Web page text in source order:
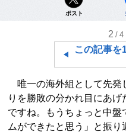
ポスト
2 /4
この記事を
唯一の海外組として先発
りを勝敗の分かれ目にあ
ですね。もうちょっと中
ムができたと思う」と振り